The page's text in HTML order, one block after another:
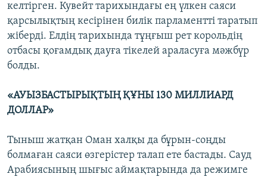
келтірген. Кувейт тарихындағы ең үлкен саяси
қарсылықтың кесірінен билік парламентті таратып
жіберді. Елдің тарихында тұңғыш рет корольдің
отбасы қоғамдық дауға тікелей араласуға мәжбүр
болды.
«АУЫЗБАСТЫРЫҚТЫҢ ҚҰНЫ 130 МИЛЛИАРД
ДОЛЛАР»
Тыныш жатқан Оман халқы да бұрын-соңды
болмаған саяси өзгерістер талап ете бастады. Сауд
Арабиясының шығыс аймақтарында да режимге